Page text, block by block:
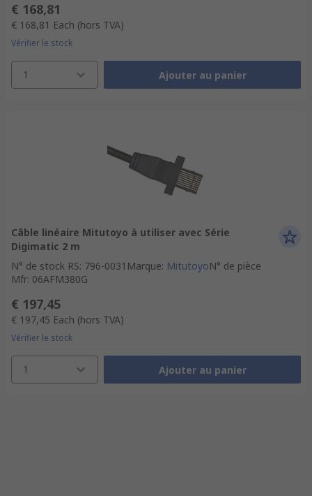
€ 168,81
€ 168,81 Each (hors TVA)
Vérifier le stock
1 Ajouter au panier
Câble linéaire Mitutoyo à utiliser avec Série
Digimatic 2 m
N° de stock RS: 796-0031 Marque: MitutoyoN° de pièce
Mfr: 06AFM380G
€ 197,45
€ 197,45 Each (hors TVA)
Vérifier le stock
1 Ajouter au panier